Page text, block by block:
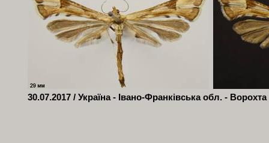
30.07.2017 / Україна - Івано-Франківська обл. -